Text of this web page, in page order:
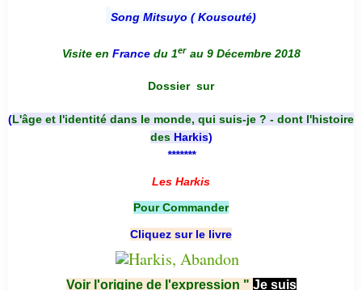
Song Mitsuyo ( Kousouté)
Visite en France du 1er au 9 Décembre 2018
Dossier sur
(L'âge et l'identité dans le monde, qui suis-je ? - dont l'histoire
des Harkis)
*******
Les Harkis
Pour Commander
Cliquez sur le livre
Voir l'origine de l'expression " Je suis